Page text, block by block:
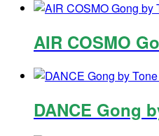
AIR COSMO
DANCE Gong